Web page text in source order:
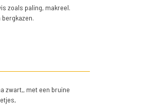
zoals paling, makreel.
bergkazen.
zwart,, met een bruine